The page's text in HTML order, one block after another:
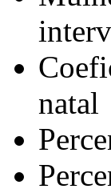
natal